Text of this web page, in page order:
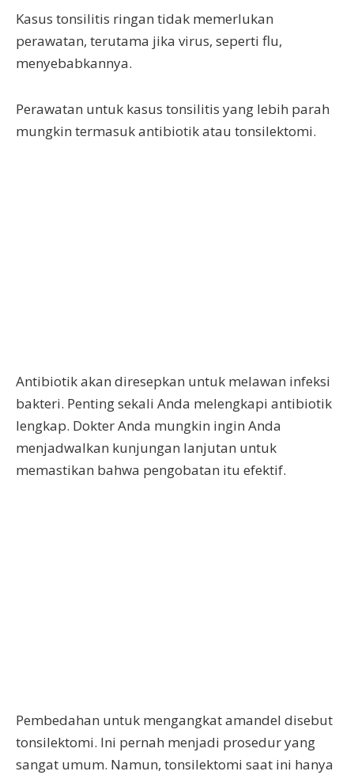
Kasus tonsilitis ringan tidak memerlukan
perawatan, terutama jika virus, seperti flu,
menyebabkannya.
Perawatan untuk kasus tonsilitis yang lebih parah
mungkin termasuk antibiotik atau tonsilektomi.
Antibiotik akan diresepkan untuk melawan infeksi
bakteri. Penting sekali Anda melengkapi antibiotik
lengkap. Dokter Anda mungkin ingin Anda
menjadwalkan kunjungan lanjutan untuk
memastikan bahwa pengobatan itu efektif.
Pembedahan untuk mengangkat amandel disebut
tonsilektomi. Ini pernah menjadi prosedur yang
sangat umum. Namun, tonsilektomi saat ini hanya